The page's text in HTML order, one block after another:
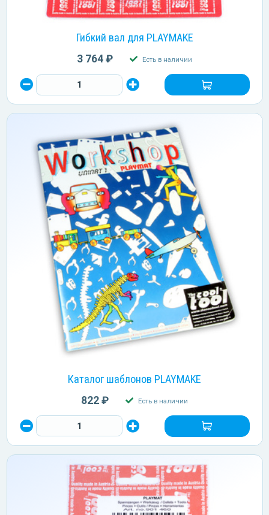
Гибкий вал для PLAYMAKE
3 764 ₽ Есть в наличии
Каталог шаблонов PLAYMAKE
822 ₽ Есть в наличии